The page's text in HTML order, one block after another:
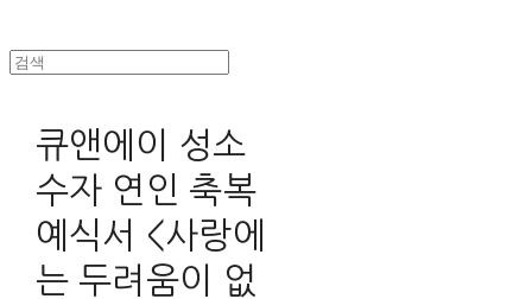
큐앤에이 성소
수자 연인 축복
예식서 <사랑에
는 두려움이 없